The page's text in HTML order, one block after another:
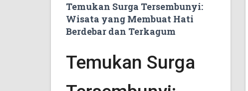
Temukan Surga Tersembunyi:
Wisata yang Membuat Hati
Berdebar dan Terkagum
Temukan Surga